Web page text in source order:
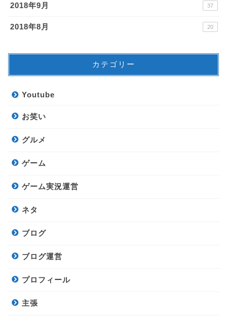
2018年9月 37
2018年8月 20
カテゴリー
Youtube
お笑い
グルメ
ゲーム
ゲーム実況運営
ネタ
ブログ
ブログ運営
プロフィール
主張